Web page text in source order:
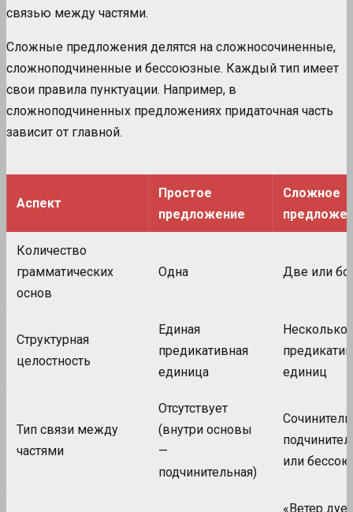
связью между частями.
Сложные предложения делятся на сложносочиненные,
сложноподчиненные и бессоюзные. Каждый тип имеет
свои правила пунктуации. Например, в
сложноподчиненных предложениях придаточная часть
зависит от главной.
Аспект
Простое
предложение
Сложное
Количество
грамматических
основ
Одна Две или
Структурная
целостность
Единая
предикативная
единица
Несколько
единиц
Тип связи между
частями
Отсутствует
(внутри основы
—
подчинительная)
или
«Ветер